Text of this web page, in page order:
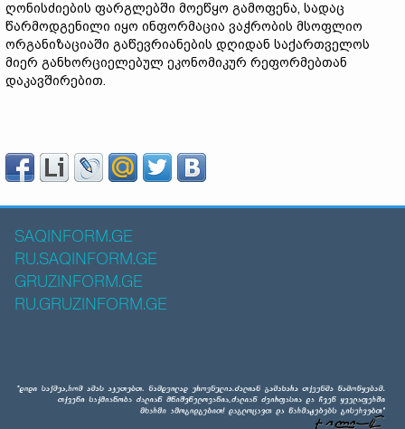
ღონისძიების ფარგლებში მოეწყო გამოფენა, სადაც
წარმოდგენილი იყო ინფორმაცია ვაჭრობის მსოფლიო
ორგანიზაციაში გაწევრიანების დღიდან საქართველოს
მიერ განხორციელებულ ეკონომიკურ რეფორმებთან
დაკავშირებით.
SAQINFORM.GE
RU.SAQINFORM.GE
GRUZINFORM.GE
RU.GRUZINFORM.GE